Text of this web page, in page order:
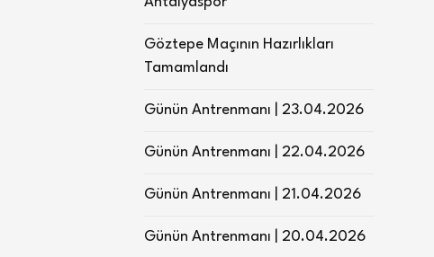
Göztepe Maçının Hazırlıkları
Tamamlandı
Günün Antrenmanı | 23.04.2026
Günün Antrenmanı | 22.04.2026
Günün Antrenmanı | 21.04.2026
Günün Antrenmanı | 20.04.2026